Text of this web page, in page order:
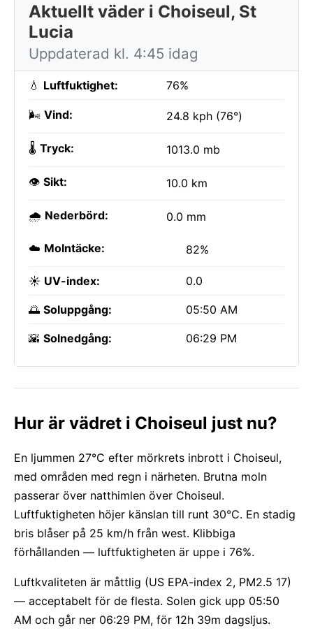
Aktuellt väder i Choiseul, St
Lucia
Uppdaterad kl. 4:45 idag
💧 Luftfuktighet: 76%
🌬️ Vind: 24.8 kph (76°)
🌡️ Tryck: 1013.0 mb
👁️ Sikt: 10.0 km
🌧️ Nederbörd: 0.0 mm
☁️ Molntäcke: 82%
☀️ UV-index: 0.0
🌅 Soluppgång: 05:50 AM
🌇 Solnedgång: 06:29 PM
Hur är vädret i Choiseul just nu?
En ljummen 27°C efter mörkrets inbrott i Choiseul,
med områden med regn i närheten. Brutna moln
passerar över natthimlen över Choiseul.
Luftfuktigheten höjer känslan till runt 30°C. En stadig
bris blåser på 25 km/h från west. Klibbiga
förhållanden — luftfuktigheten är uppe i 76%.
Luftkvaliteten är måttlig (US EPA-index 2, PM2.5 17)
— acceptabelt för de flesta. Solen gick upp 05:50
AM och går ner 06:29 PM, för 12h 39m dagsljus.